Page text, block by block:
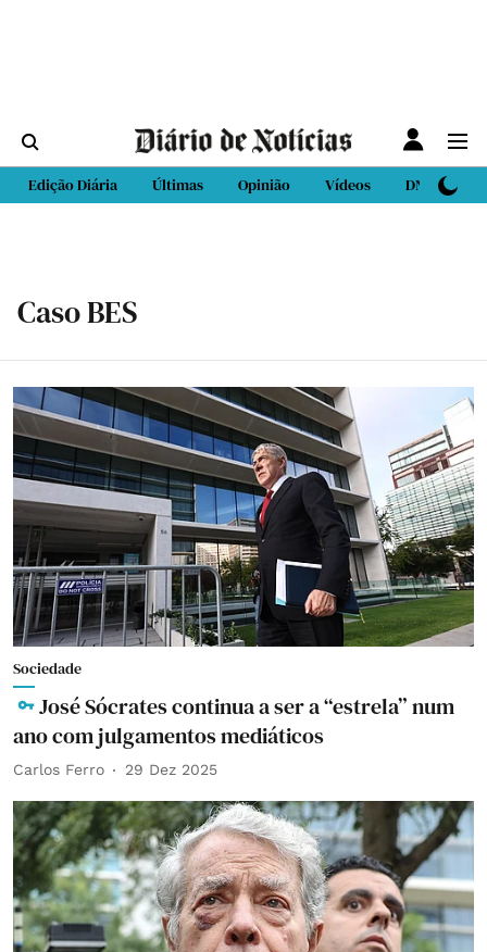
Edição Diária Últimas Opinião Vídeos DN Sport
Caso BES
Sociedade
José Sócrates continua a ser a “estrela” num
ano com julgamentos mediáticos
Carlos Ferro 29 Dez 2025